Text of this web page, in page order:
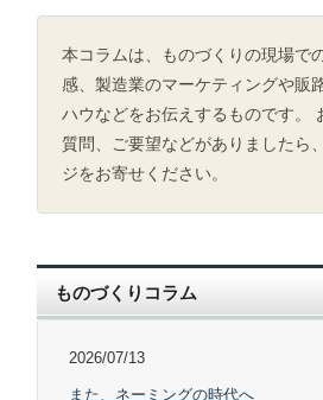
本コラムは、ものづくりの現場で
感、製造業のマーケティングや販
ハウなどをお伝えするものです。
質問、ご要望などがありましたら
ジをお寄せください。
ものづくりコラム
2026/07/13
また、ネーミングの時代へ